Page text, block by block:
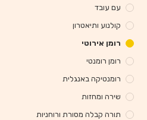
עם עובד
קולנוע ותיאטרון
רומן אירוטי
רומן רומנטי
רומנטיקה באנגלית
שירה ומחזות
תורה קבלה מסורת ורוחניות